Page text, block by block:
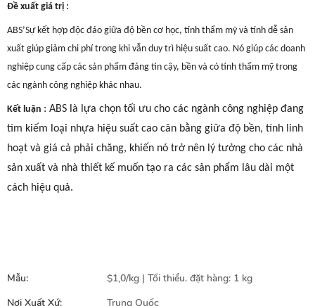
Đề xuất giá trị :
ABS’Sự kết hợp độc đáo giữa độ bền cơ học, tính thẩm mỹ và tính dễ sản
xuất giúp giảm chi phí trong khi vẫn duy trì hiệu suất cao. Nó giúp các doanh
nghiệp cung cấp các sản phẩm đáng tin cậy, bền và có tính thẩm mỹ trong
các ngành công nghiệp khác nhau.
Kết luận : ABS là lựa chọn tối ưu cho các ngành công nghiệp đang
tìm kiếm loại nhựa hiệu suất cao cân bằng giữa độ bền, tính linh
hoạt và giá cả phải chăng, khiến nó trở nên lý tưởng cho các nhà
sản xuất và nhà thiết kế muốn tạo ra các sản phẩm lâu dài một
cách hiệu quả.
Mẫu:
$1,0/kg | Tối thiểu. đặt hàng: 1 kg
Nơi Xuất Xứ:
Trung Quốc